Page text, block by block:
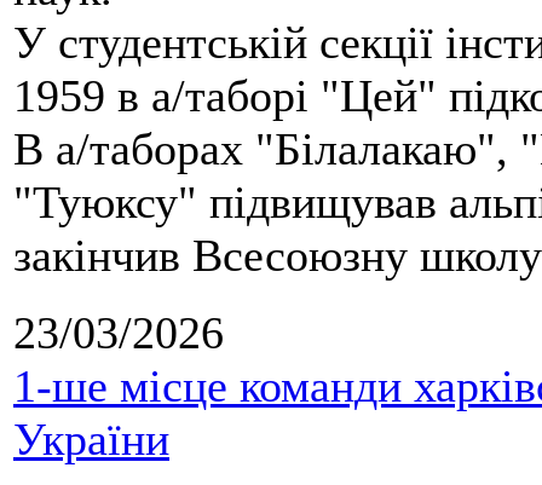
У студентській секції
1959 в а/таборі "Цей"
В а/таборах "Білалакаю",
"Туюксу" підвищував
закінчив Всесоюзну
23/03/2026
1-ше місце команди
України